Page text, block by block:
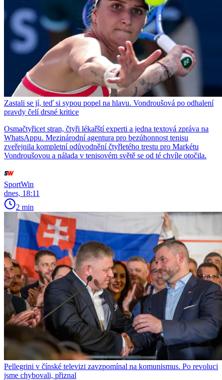
Zastali se jí, teď si sypou popel na hlavu. Vondroušová po odhalení
pravdy čelí drsné kritice
Osmačtyřicet stran, čtyři lékařští experti a jedna textová zpráva na
WhatsAppu. Mezinárodní agentura pro bezúhonnost tenisu
zveřejnila kompletní odůvodnění čtyřletého trestu pro Markétu
Vondroušovou a nálada v tenisovém světě se od té chvíle otočila.
SportWin
dnes, 18:11
2 min
Pellegrini v čínské televizi zavzpomínal na komunismus. Po revoluci
jsme chybovali, přiznal